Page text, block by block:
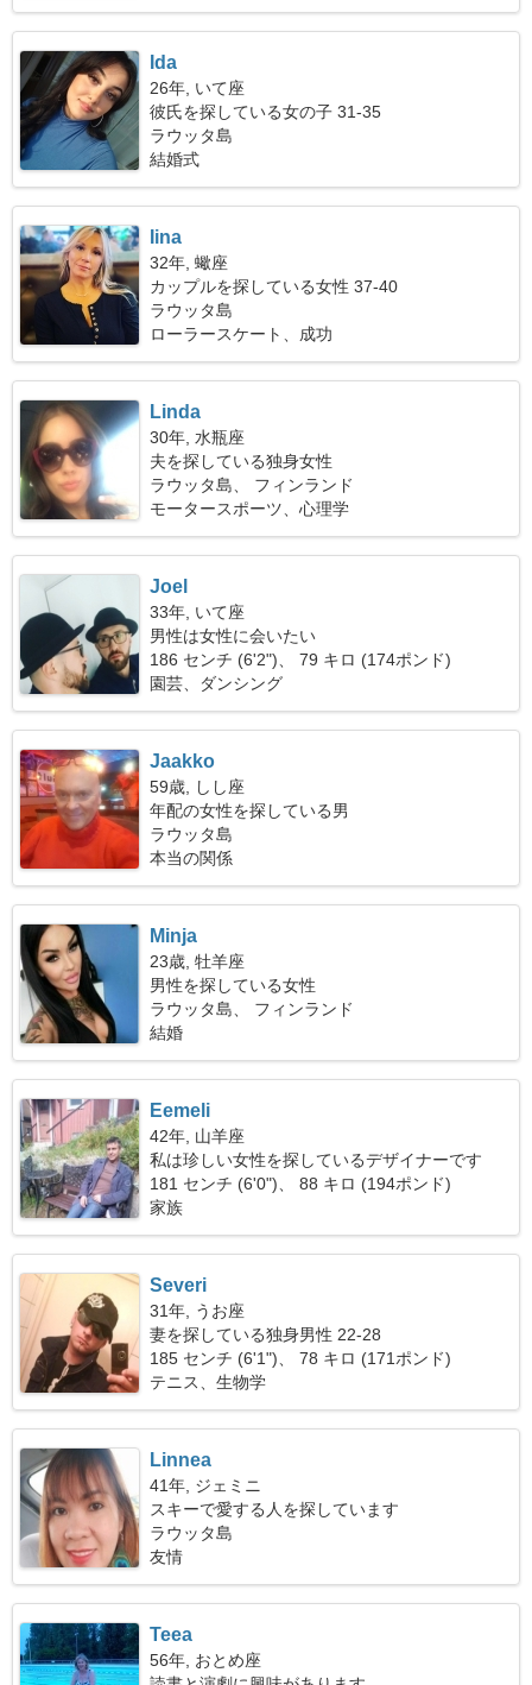
Ida
26年, いて座
彼氏を探している女の子 31-35
ラウッタ島
結婚式
Iina
32年, 蠍座
カップルを探している女性 37-40
ラウッタ島
ローラースケート、成功
Linda
30年, 水瓶座
夫を探している独身女性
ラウッタ島、 フィンランド
モータースポーツ、心理学
Joel
33年, いて座
男性は女性に会いたい
186 センチ (6'2")、 79 キロ (174ポンド)
園芸、ダンシング
Jaakko
59歳, しし座
年配の女性を探している男
ラウッタ島
本当の関係
Minja
23歳, 牡羊座
男性を探している女性
ラウッタ島、 フィンランド
結婚
Eemeli
42年, 山羊座
私は珍しい女性を探しているデザイナーです
181 センチ (6'0")、 88 キロ (194ポンド)
家族
Severi
31年, うお座
妻を探している独身男性 22-28
185 センチ (6'1")、 78 キロ (171ポンド)
テニス、生物学
Linnea
41年, ジェミニ
スキーで愛する人を探しています
ラウッタ島
友情
Teea
56年, おとめ座